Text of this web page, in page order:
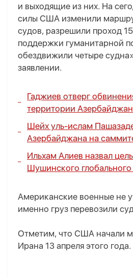
и выходящие из них. На
силы США изменили
судов, разрешили проход
поддержки гуманитарной
обездвижили четыре
заявлении.
Гаджиев отверг
территории
Шейх уль-ислам
Азербайджана на
Ильхам Алиев назвал
Шушинского
Американские военные не
именно груз перевозили
Отметим, что США начали
Ирана 13 апреля этого года.